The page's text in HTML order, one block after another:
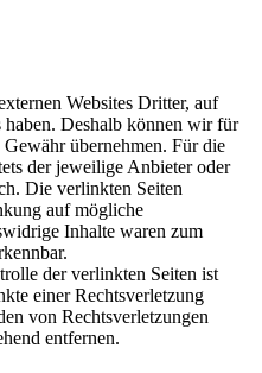
Websites Dritter, auf
Deshalb können wir für
übernehmen. Für die
der jeweilige Anbieter oder
Die verlinkten Seiten
auf mögliche
Inhalte waren zum
der verlinkten Seiten ist
einer Rechtsverletzung
von Rechtsverletzungen
entfernen.